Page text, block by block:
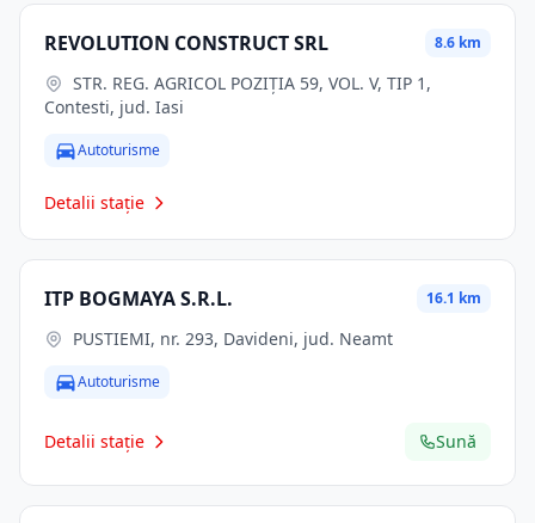
REVOLUTION CONSTRUCT SRL 8.6 km
Contesti, jud. Iasi
Autoturisme
Detalii stație
ITP BOGMAYA S.R.L. 16.1 km
PUSTIEMI, nr. 293, Davideni, jud. Neamt
Autoturisme
Detalii stație Sună